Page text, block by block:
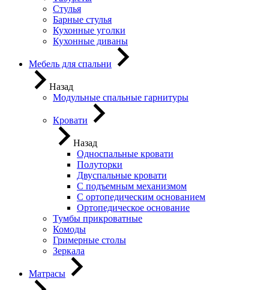
Стулья
Барные стулья
Кухонные уголки
Кухонные диваны
Мебель для спальни
Назад
Модульные спальные гарнитуры
Кровати
Назад
Односпальные кровати
Полуторки
Двуспальные кровати
С подъемным механизмом
С ортопедическим основанием
Ортопедическое основание
Тумбы прикроватные
Комоды
Гримерные столы
Зеркала
Матрасы